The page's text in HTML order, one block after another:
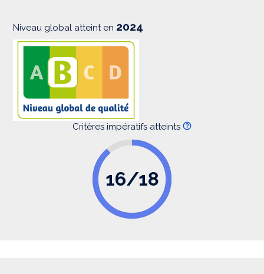
Niveau global atteint en 2024
Critères impératifs atteints
16/18